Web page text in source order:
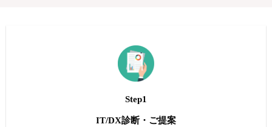
Step1
IT/DX診断・ご提案